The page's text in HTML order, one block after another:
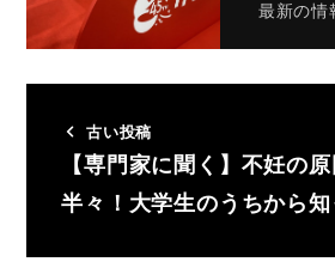
最新の情
古い投稿
【専門家に聞く】不妊の
半々！大学生のうちから